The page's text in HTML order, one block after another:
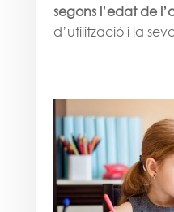
segons l’edat de
d’utilització i la